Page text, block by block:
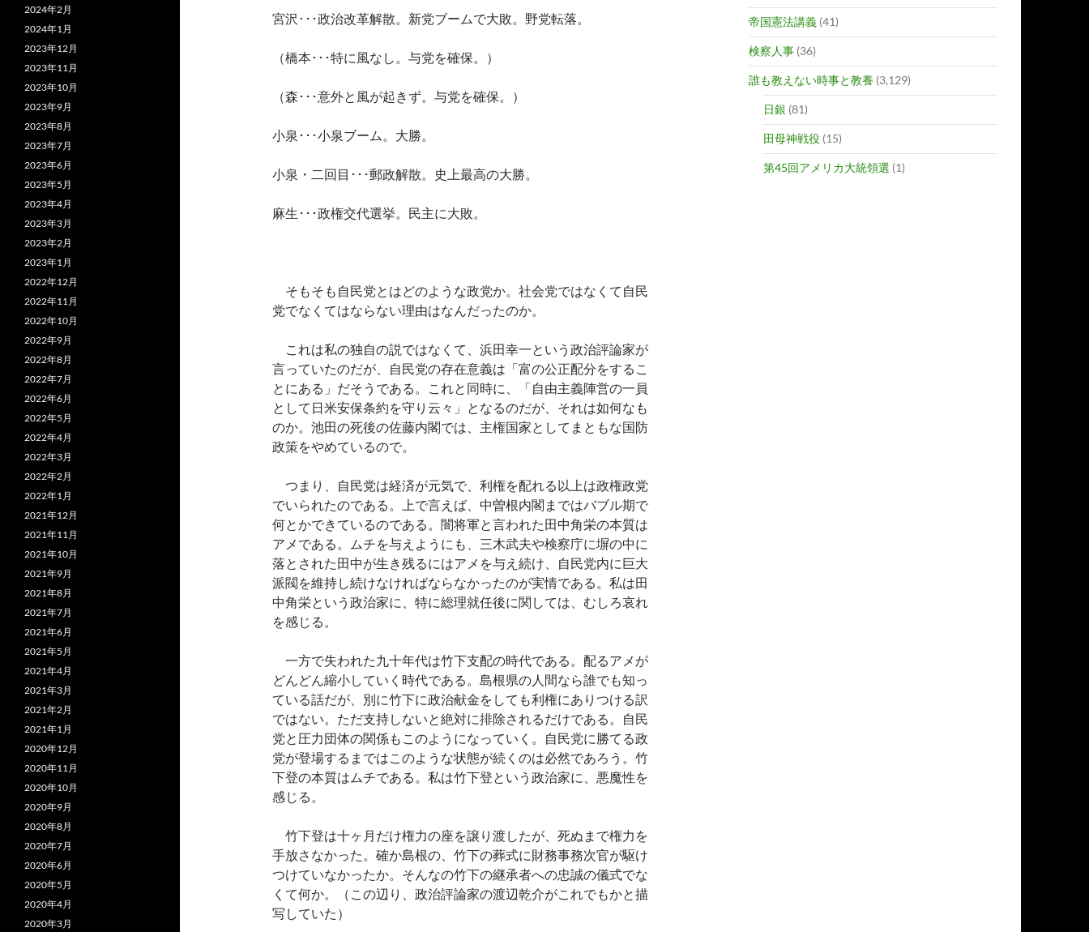
宮沢･･･政治改革解散。新党ブームで大敗。野党転落。
（橋本･･･特に風なし。与党を確保。）
（森･･･意外と風が起きず。与党を確保。）
小泉･･･小泉ブーム。大勝。
小泉・二回目･･･郵政解散。史上最高の大勝。
麻生･･･政権交代選挙。民主に大敗。
そもそも自民党とはどのような政党か。社会党ではなくて自民
党でなくてはならない理由はなんだったのか。
これは私の独自の説ではなくて、浜田幸一という政治評論家が
言っていたのだが、自民党の存在意義は「富の公正配分をするこ
とにある」だそうである。これと同時に、「自由主義陣営の一員
として日米安保条約を守り云々」となるのだが、それは如何なも
のか。池田の死後の佐藤内閣では、主権国家としてまともな国防
政策をやめているので。
つまり、自民党は経済が元気で、利権を配れる以上は政権政党
でいられたのである。上で言えば、中曽根内閣まではバブル期で
何とかできているのである。闇将軍と言われた田中角栄の本質は
アメである。ムチを与えようにも、三木武夫や検察庁に塀の中に
落とされた田中が生き残るにはアメを与え続け、自民党内に巨大
派閥を維持し続けなければならなかったのが実情である。私は田
中角栄という政治家に、特に総理就任後に関しては、むしろ哀れ
を感じる。
一方で失われた九十年代は竹下支配の時代である。配るアメが
どんどん縮小していく時代である。島根県の人間なら誰でも知っ
ている話だが、別に竹下に政治献金をしても利権にありつける訳
ではない。ただ支持しないと絶対に排除されるだけである。自民
党と圧力団体の関係もこのようになっていく。自民党に勝てる政
党が登場するまではこのような状態が続くのは必然であろう。竹
下登の本質はムチである。私は竹下登という政治家に、悪魔性を
感じる。
竹下登は十ヶ月だけ権力の座を譲り渡したが、死ぬまで権力を
手放さなかった。確か島根の、竹下の葬式に財務事務次官が駆け
つけていなかったか。そんなの竹下の継承者への忠誠の儀式でな
くて何か。（この辺り、政治評論家の渡辺乾介がこれでもかと描
写していた）
帝国憲法講義 (41)
検察人事 (36)
誰も教えない時事と教養 (3,129)
日銀 (81)
田母神戦役 (15)
第45回アメリカ大統領選 (1)
2024年2月
2024年1月
2023年12月
2023年11月
2023年10月
2023年9月
2023年8月
2023年7月
2023年6月
2023年5月
2023年4月
2023年3月
2023年2月
2023年1月
2022年12月
2022年11月
2022年10月
2022年9月
2022年8月
2022年7月
2022年6月
2022年5月
2022年4月
2022年3月
2022年2月
2022年1月
2021年12月
2021年11月
2021年10月
2021年9月
2021年8月
2021年7月
2021年6月
2021年5月
2021年4月
2021年3月
2021年2月
2021年1月
2020年12月
2020年11月
2020年10月
2020年9月
2020年8月
2020年7月
2020年6月
2020年5月
2020年4月
2020年3月